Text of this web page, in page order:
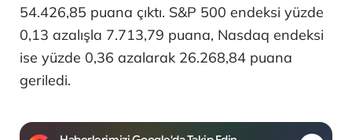
54.426,85 puana çıktı. S&P 500 endeksi yüzde
0,13 azalışla 7.713,79 puana, Nasdaq endeksi
ise yüzde 0,36 azalarak 26.268,84 puana
geriledi.